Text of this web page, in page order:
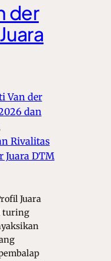
der
Van der
dan
,
Rivalitas
Juara DTM
Juara
turing